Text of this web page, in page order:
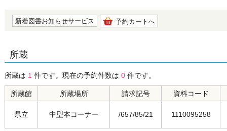
新着図書お知らせサービス 予約カートへ
所蔵
所蔵は 1 件です。現在の予約件数は 0 件です。
所蔵館 所蔵場所 請求記号 資料コード
県立 中型本コーナー /657/85/21 1110095258